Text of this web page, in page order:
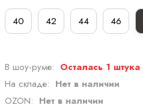
40 42 44 46
В шоу-руме: Осталась 1 штука
На складе: Нет в наличии
OZON: Нет в наличии